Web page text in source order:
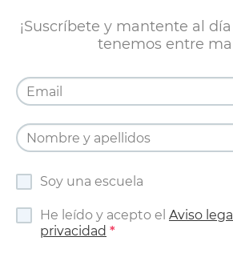
¡Suscríbete y mantente al
tenemos entre
Soy una escuela
He leído y acepto el Aviso legal
privacidad